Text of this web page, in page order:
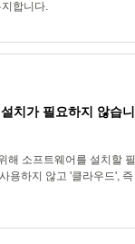
합니다.
치가 필요하지 않습
해 소프트웨어를 설치할
용하지 않고 '클라우드',